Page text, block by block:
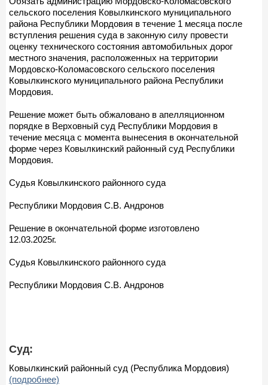
сельского поселения Ковылкинского муниципального
района Республики Мордовия в течение 1 месяца после
вступления решения суда в законную силу провести
оценку технического состояния автомобильных дорог
местного значения, расположенных на территории
Мордовско-Коломасовского сельского поселения
Ковылкинского муниципального района Республики
Мордовия.
Решение может быть обжаловано в апелляционном
порядке в Верховный суд Республики Мордовия в
течение месяца с момента вынесения в окончательной
форме через Ковылкинский районный суд Республики
Мордовия.
Судья Ковылкинского районного суда
Республики Мордовия С.В. Андронов
Решение в окончательной форме изготовлено
12.03.2025г.
Судья Ковылкинского районного суда
Республики Мордовия С.В. Андронов
Суд:
Ковылкинский районный суд (Республика Мордовия)
(подробнее)